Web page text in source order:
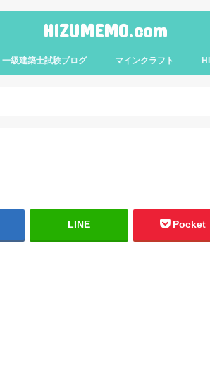
HIZUMEMO.com
一級建築士試験ブログ マインクラフト
LINE Pocket